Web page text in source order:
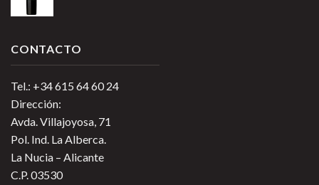
CONTACTO
Tel.: +34 615 64 60 24
Dirección:
Avda. Villajoyosa, 71
Pol. Ind. La Alberca.
La Nucia – Alicante
C.P. 03530